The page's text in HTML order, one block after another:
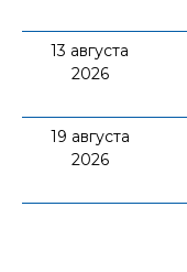
13 августа
2026
19 августа
2026